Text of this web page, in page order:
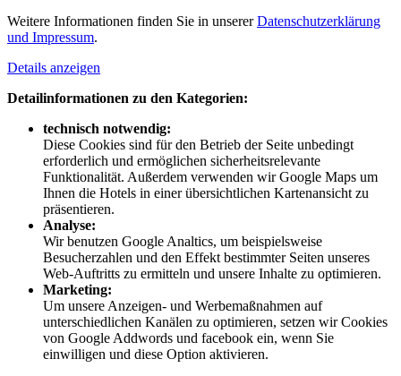
Weitere Informationen finden Sie in unsererDatenschutzerklärung
und Impressum.
Details anzeigen
Detailinformationen zu den Kategorien:
technisch notwendig:
Diese Cookies sind für den Betrieb der Seite unbedingt
erforderlich und ermöglichen sicherheitsrelevante
Funktionalität. Außerdem verwenden wir Google Maps um
Ihnen die Hotels in einer übersichtlichen Kartenansicht zu
präsentieren.
Analyse:
Wir benutzen Google Analtics, um beispielsweise
Besucherzahlen und den Effekt bestimmter Seiten unseres
Web-Auftritts zu ermitteln und unsere Inhalte zu optimieren.
Marketing:
Um unsere Anzeigen- und Werbemaßnahmen auf
unterschiedlichen Kanälen zu optimieren, setzen wir Cookies
von Google Addwords und facebook ein, wenn Sie
einwilligen und diese Option aktivieren.